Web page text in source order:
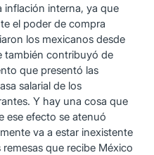
inflación interna, ya que
el poder de compra
los mexicanos desde
también contribuyó de
que presentó las
salarial de los
Y hay una cosa que
ese efecto se atenuó
va a estar inexistente
que recibe México